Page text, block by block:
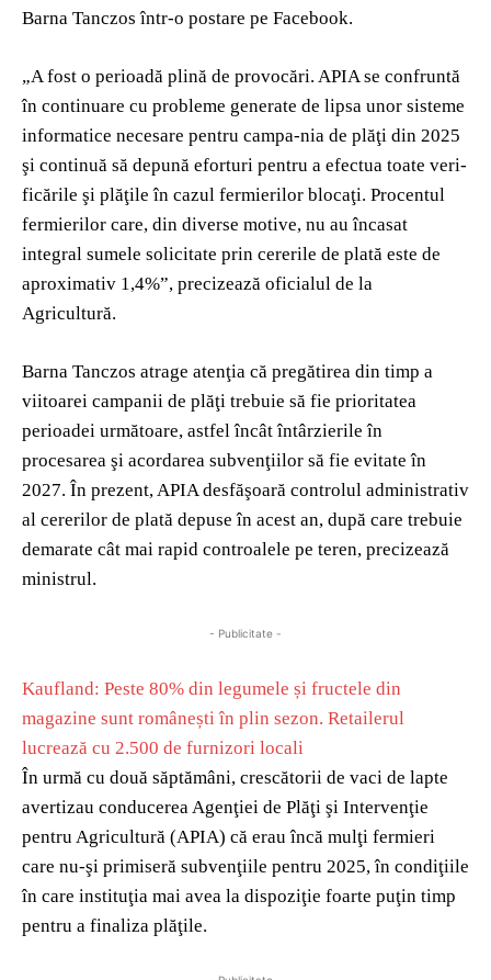
Barna Tanczos într-o postare pe Facebook.
„A fost o perioadă plină de provocări. APIA se confruntă
în continuare cu probleme generate de lipsa unor sisteme
informatice necesare pentru campa-nia de plăţi din 2025
şi continuă să depună eforturi pentru a efectua toate veri-
ficările şi plăţile în cazul fermierilor blocaţi. Procentul
fermierilor care, din diverse motive, nu au încasat
integral sumele solicitate prin cererile de plată este de
aproximativ 1,4%”, precizează oficialul de la
Agricultură.
Barna Tanczos atrage atenţia că pregătirea din timp a
viitoarei campanii de plăţi trebuie să fie prioritatea
perioadei următoare, astfel încât întârzierile în
procesarea şi acordarea subvenţiilor să fie evitate în
2027. În prezent, APIA desfăşoară controlul administrativ
al cererilor de plată depuse în acest an, după care trebuie
demarate cât mai rapid controalele pe teren, precizează
ministrul.
- Publicitate -
Kaufland: Peste 80% din legumele și fructele din
magazine sunt românești în plin sezon. Retailerul
lucrează cu 2.500 de furnizori locali
În urmă cu două săptămâni, crescătorii de vaci de lapte
avertizau conducerea Agenţiei de Plăţi şi Intervenţie
pentru Agricultură (APIA) că erau încă mulţi fermieri
care nu-şi primiseră subvenţiile pentru 2025, în condiţiile
în care instituţia mai avea la dispoziţie foarte puţin timp
pentru a finaliza plăţile.